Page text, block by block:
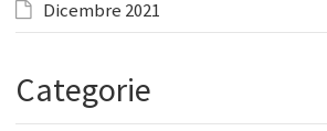
Dicembre 2021
Categorie